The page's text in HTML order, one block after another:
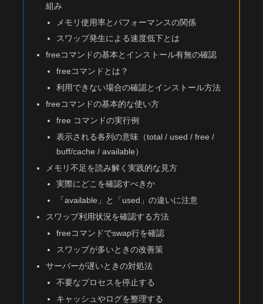
組み
メモリ使用率とパフォーマンスの関係
スワップ発生による速度低下とは
freeコマンドの基本とインストール有無の確認
freeコマンドとは？
利用できない場合の確認とインストール方法
freeコマンドの基本的な使い方
free コマンドの実行例
表示される各列の意味（total / used / free /
buff/cache / available）
メモリ不足を読み解く実践的な見方
実際にどこを確認すべきか
「available」と「used」の違いに注意
スワップ利用状況を確認する方法
freeコマンドでswap行を確認
スワップが多いときの改善策
サーバーが遅いときの対処法
不要なプロセスを停止する
キャッシュやログを整理する